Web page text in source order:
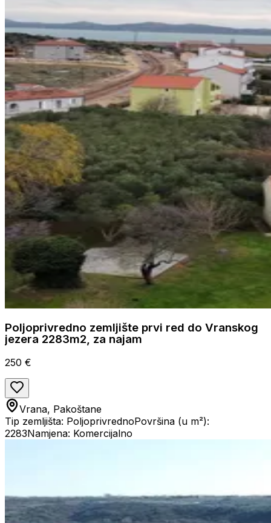
Poljoprivredno zemljište prvi red do Vranskog
jezera 2283m2, za najam
250 €
Vrana, Pakoštane
Tip zemljišta: PoljoprivrednoPovršina (u m²):
2283Namjena: Komercijalno